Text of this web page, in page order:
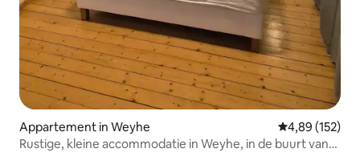
Appartement in Weyhe Gemiddelde
4,89 (152)
Rustige, kleine accommodatie in Weyhe, in de buurt van